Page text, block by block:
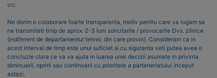
etc.
Ne dorim o colaborare foarte transparenta, motiv pentru care va rugam sa
ne transmiteti timp de aprox. 2-3 luni solicitarile / provocarile Dvs. zilnice
(indiferent de departamentul tehnic din care provin). Consideram ca in
acest interval de timp este unul suficiet si cu siguranta veti putea avea o
concluzie clara ce va va ajuta in luarea unei decizii asumate in privinta
diminuarii, opririi sau continuarii cu prioritate a parteneriatului inceput
astazi.